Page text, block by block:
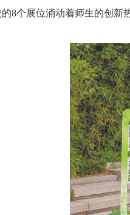
8个展位涌动着师生的创新